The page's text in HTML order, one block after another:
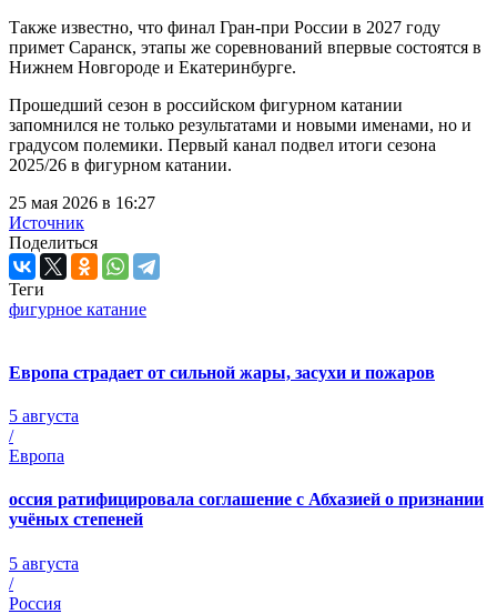
Также известно, что финал Гран-при России в 2027 году
примет Саранск, этапы же соревнований впервые состоятся в
Нижнем Новгороде и Екатеринбурге.
Прошедший сезон в российском фигурном катании
запомнился не только результатами и новыми именами, но и
градусом полемики. Первый канал подвел итоги сезона
2025/26 в фигурном катании.
25 мая 2026 в 16:27
Источник
Поделиться
Теги
фигурное катание
Европа страдает от сильной жары, засухи и пожаров
5 августа
/
Европа
оссия ратифицировала соглашение с Абхазией о признании
учёных степеней
5 августа
/
Россия